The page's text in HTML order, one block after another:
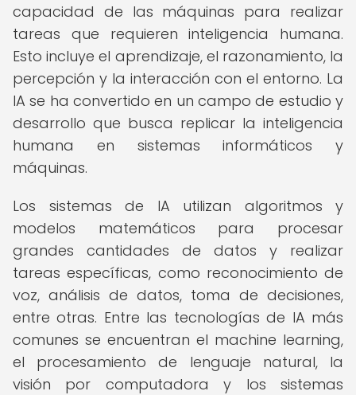
capacidad de las máquinas para realizar
tareas que requieren inteligencia humana.
Esto incluye el aprendizaje, el razonamiento, la
percepción y la interacción con el entorno. La
IA se ha convertido en un campo de estudio y
desarrollo que busca replicar la inteligencia
humana en sistemas informáticos y
máquinas.
Los sistemas de IA utilizan algoritmos y
modelos matemáticos para procesar
grandes cantidades de datos y realizar
tareas específicas, como reconocimiento de
voz, análisis de datos, toma de decisiones,
entre otras. Entre las tecnologías de IA más
comunes se encuentran el machine learning,
el procesamiento de lenguaje natural, la
visión por computadora y los sistemas